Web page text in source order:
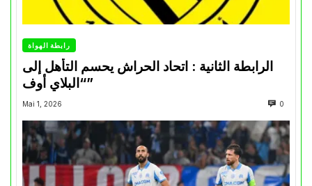
رابطة الهواة
الرابطة الثانية : اتحاد الحراش يحسم التأهل إلى
“البلاي أوف”
Mai 1, 2026 0